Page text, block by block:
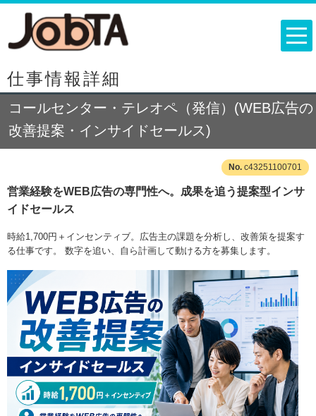
仕事情報詳細
コールセンター・テレオペ（発信）(WEB広告の
改善提案・インサイドセールス)
c43251100701
営業経験をWEB広告の専門性へ。成果を追う提案型インサ
イドセールス
時給1,700円＋インセンティブ。広告主の課題を分析し、改善策を提案す
る仕事です。 数字を追い、自ら計画して動ける方を募集します。